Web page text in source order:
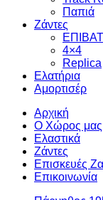
Παπιά
Ζάντες
4×4
Replica
Ελατήρια
Αμορτισέρ
Αρχική
Ο Χώρος μας
Ελαστικά
Ζάντες
Επισκευές
Επικοινωνία